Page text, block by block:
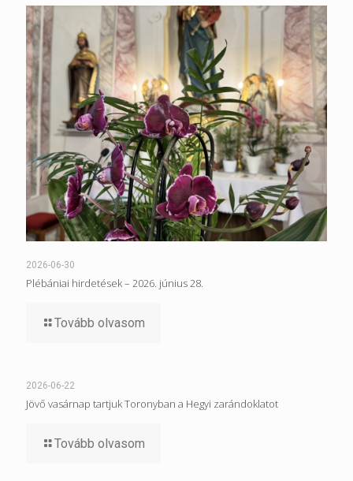
2026-06-30
Plébániai hirdetések – 2026. június 28.
Tovább olvasom
2026-06-22
Jövő vasárnap tartjuk Toronyban a Hegyi zarándoklatot
Tovább olvasom